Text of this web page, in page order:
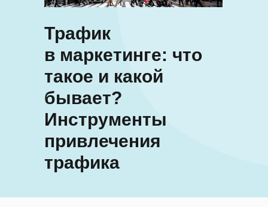
Трафик
в маркетинге: что
такое и какой
бывает?
Инструменты
привлечения
трафика